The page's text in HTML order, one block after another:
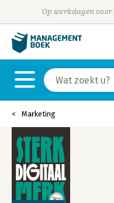
Op werkdagen
Marketing